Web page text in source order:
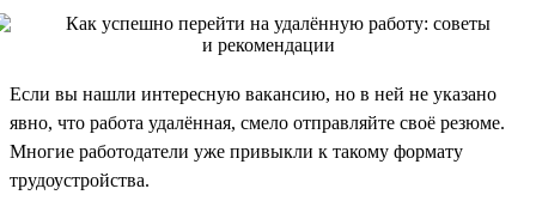
Если вы нашли интересную вакансию, но в ней не указано
явно, что работа удалённая, смело отправляйте своё резюме.
Многие работодатели уже привыкли к такому формату
трудоустройства.